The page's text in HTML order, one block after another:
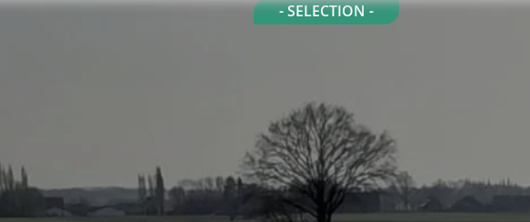
- SELECTION -